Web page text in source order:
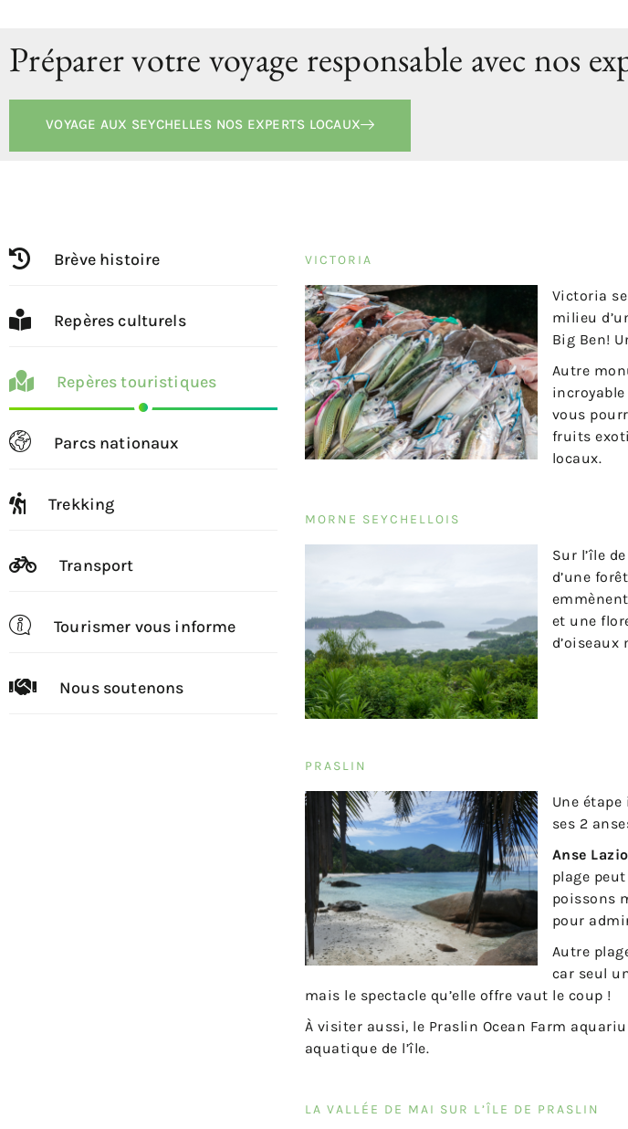
Préparer votre voyage responsable avec nos
VOYAGE AUX SEYCHELLES NOS EXPERTS LOCAUX
Brève histoire
Repères culturels
Repères touristiques
Parcs nationaux
Trekking
Transport
Tourismer vous informe
Nous soutenons
VICTORIA
Victoria
milieu
Big Ben!
Autre
vous
fruits
locaux.
MORNE SEYCHELLOIS
Sur l’île
d’une
et une
PRASLIN
Une
ses 2
Anse Lazio
plage
poissons
pour
Autre
car seul
mais le spectacle qu’elle offre vaut le coup !
À visiter aussi, le Praslin Ocean Farm
aquatique de l’île.
LA VALLÉE DE MAI SUR L’ÎLE DE PRASLIN